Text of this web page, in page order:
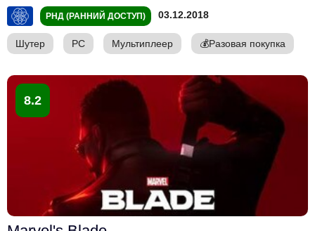
РНД (РАННИЙ ДОСТУП) 03.12.2018
Шутер PC Мультиплеер 💰Разовая покупка
8.2